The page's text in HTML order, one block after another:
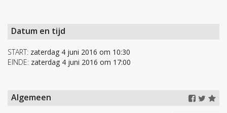
Datum en tijd
START: zaterdag 4 juni 2016 om 10:30
EINDE: zaterdag 4 juni 2016 om 17:00
Algemeen